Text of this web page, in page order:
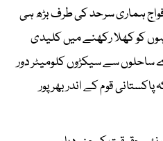
افواج ہماری سرحد کی طرف بڑھ ہی
کو کھلا رکھنے میں کلیدی
ساحلوں سے سیکڑوں کلومیٹر دور
قوم کے اندر بھرپور